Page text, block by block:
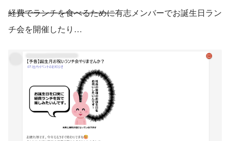
経費でランチを食べるために有志メンバーでお誕生日ラン
チ会を開催したり…